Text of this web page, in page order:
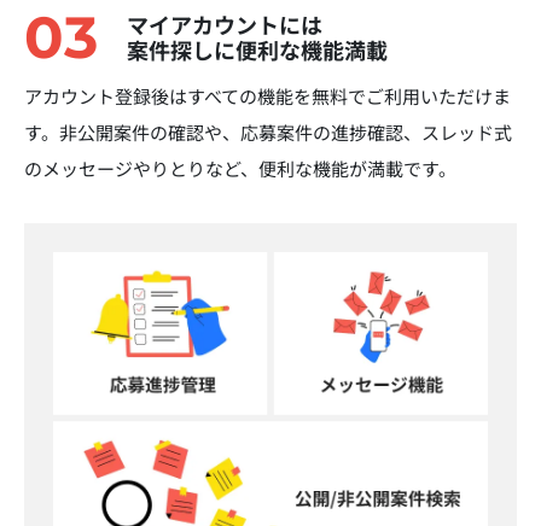
03
マイアカウントには
案件探しに便利な機能満載
アカウント登録後はすべての機能を無料でご利用いただけま
す。非公開案件の確認や、応募案件の進捗確認、スレッド式
のメッセージやりとりなど、便利な機能が満載です。